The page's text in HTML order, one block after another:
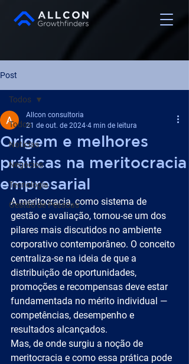
Post
Todos
Notícias
Negócios
Tecnologia
Gestão de Pessoas
Todos
Origem e melhores
práticas na meritocracia
empresarial
Allcon consultoria
21 de out. de 2024 4 min de leitura
A meritocracia, como sistema de
gestão e avaliação, tornou-se um dos
pilares mais discutidos no ambiente
corporativo contemporâneo. O conceito
centraliza-se na ideia de que a
distribuição de oportunidades,
promoções e recompensas deve estar
fundamentada no mérito individual —
competências, desempenho e
resultados alcançados.
Mas, de onde surgiu a noção de
meritocracia e como essa prática pode